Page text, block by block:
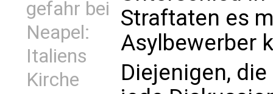
gefahr bei
Neapel:
Italiens
Kirche
Straftaten es
Asylbewerber
Diejenigen,